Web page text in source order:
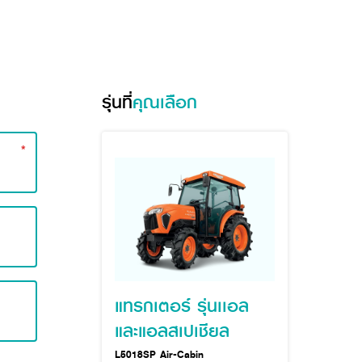
*
รุ่นที่คุณเลือก
แทรกเตอร์ รุ่นเเอล
และแอลสเปเชียล
L5018SP Air-Cabin